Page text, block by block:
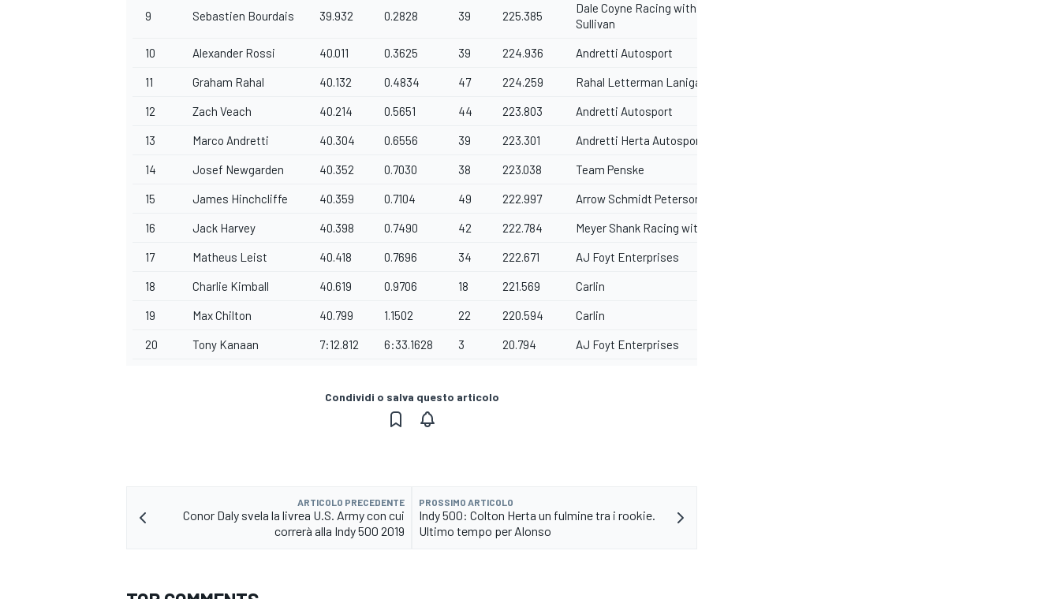
ENDURANCE/GT
9 Sebastien Bourdais 39.932 0.2828 39 225.385
Dale Coyne Racing with Vasser-
Sullivan
10 Alexander Rossi 40.011 0.3625 39 224.936 Andretti Autosport
11 Graham Rahal 40.132 0.4834 47 224.259 Rahal Letterman Lanigan Racing
12 Zach Veach 40.214 0.5651 44 223.803 Andretti Autosport
13 Marco Andretti 40.304 0.6556 39 223.301 Andretti Herta Autosport
14 Josef Newgarden 40.352 0.7030 38 223.038 Team Penske
15 James Hinchcliffe 40.359 0.7104 49 222.997 Arrow Schmidt Peterson Motorsports
16 Jack Harvey 40.398 0.7490 42 222.784 Meyer Shank Racing with Arrow SPM
17 Matheus Leist 40.418 0.7696 34 222.671 AJ Foyt Enterprises
18 Charlie Kimball 40.619 0.9706 18 221.569 Carlin
19 Max Chilton 40.799 1.1502 22 220.594 Carlin
20 Tony Kanaan 7:12.812 6:33.1628 3 20.794 AJ Foyt Enterprises
Condividi o salva questo articolo
ARTICOLO PRECEDENTE
Conor Daly svela la livrea U.S. Army con cui
correrà alla Indy 500 2019
PROSSIMO ARTICOLO
Indy 500: Colton Herta un fulmine tra i rookie.
Ultimo tempo per Alonso